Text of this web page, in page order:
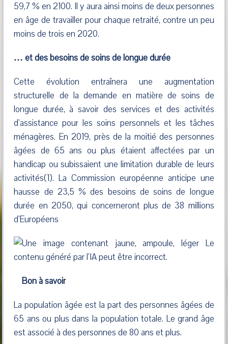
59,7 % en 2100. Il y aura ainsi moins de deux personnes
en âge de travailler pour chaque retraité, contre un peu
moins de trois en 2020.
… et des besoins de soins de longue durée
Cette évolution entraînera une augmentation
structurelle de la demande en matière de soins de
longue durée, à savoir des services et des activités
d’assistance pour les soins personnels et les tâches
ménagères. En 2019, près de la moitié des personnes
âgées de 65 ans ou plus étaient affectées par un
handicap ou subissaient une limitation durable de leurs
activités(1). La Commission européenne anticipe une
hausse de 23,5 % des besoins de soins de longue
durée en 2050, qui concerneront plus de 38 millions
d’Européens
Bon à savoir
La population âgée est la part des personnes âgées de
65 ans ou plus dans la population totale. Le grand âge
est associé à des personnes de 80 ans et plus.